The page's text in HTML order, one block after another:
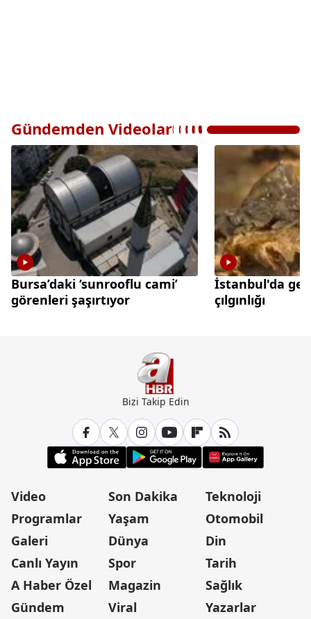
Gündemden Videolar
Bursa’daki ‘sunrooflu cami’
görenleri şaşırtıyor
İstanbul'da
çılgınlığı
Bizi Takip Edin
Video
Programlar
Galeri
Canlı Yayın
A Haber Özel
Gündem
Son Dakika
Yaşam
Dünya
Spor
Magazin
Viral
Teknoloji
Otomobil
Din
Tarih
Sağlık
Yazarlar